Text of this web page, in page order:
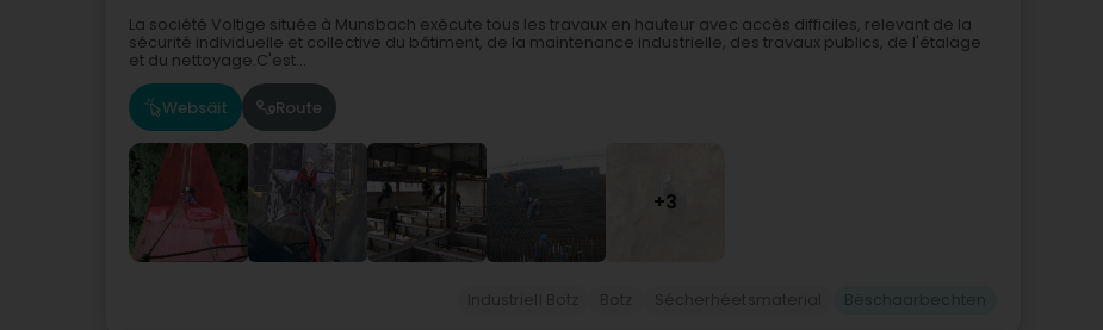
La société Voltige située à Munsbach exécute tous les travaux en hauteur avec accès difficiles, relevant de la
sécurité individuelle et collective du bâtiment, de la maintenance industrielle, des travaux publics, de l'étalage
et du nettoyage.C'est...
Websäit Route
+3